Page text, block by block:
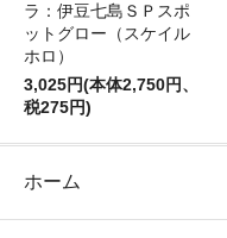
ラ：伊豆七島ＳＰスポ
ットグロー（スケイル
ホロ）
3,025円(本体2,750円、
税275円)
ホーム